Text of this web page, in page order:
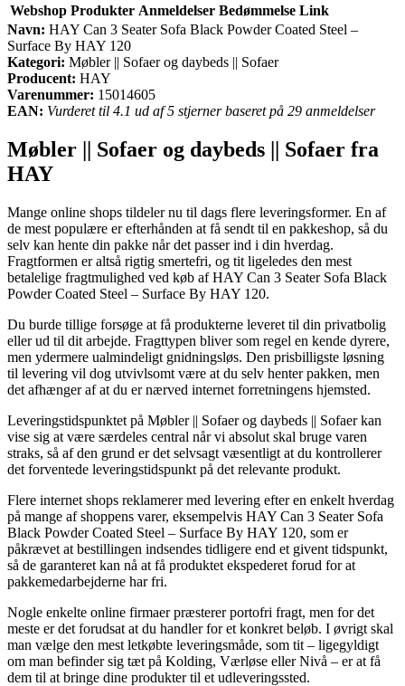
Webshop Produkter Anmeldelser Bedømmelse Link
Navn: HAY Can 3 Seater Sofa Black Powder Coated Steel –
Surface By HAY 120
Kategori: Møbler || Sofaer og daybeds || Sofaer
Producent: HAY
Varenummer: 15014605
EAN: Vurderet til 4.1 ud af 5 stjerner baseret på 29 anmeldelser
Møbler || Sofaer og daybeds || Sofaer fra
HAY
Mange online shops tildeler nu til dags flere leveringsformer. En af
de mest populære er efterhånden at få sendt til en pakkeshop, så du
selv kan hente din pakke når det passer ind i din hverdag.
Fragtformen er altså rigtig smertefri, og tit ligeledes den mest
betalelige fragtmulighed ved køb af HAY Can 3 Seater Sofa Black
Powder Coated Steel – Surface By HAY 120.
Du burde tillige forsøge at få produkterne leveret til din privatbolig
eller ud til dit arbejde. Fragttypen bliver som regel en kende dyrere,
men ydermere ualmindeligt gnidningsløs. Den prisbilligste løsning
til levering vil dog utvivlsomt være at du selv henter pakken, men
det afhænger af at du er nærved internet forretningens hjemsted.
Leveringstidspunktet på Møbler || Sofaer og daybeds || Sofaer kan
vise sig at være særdeles central når vi absolut skal bruge varen
straks, så af den grund er det selvsagt væsentligt at du kontrollerer
det forventede leveringstidspunkt på det relevante produkt.
Flere internet shops reklamerer med levering efter en enkelt hverdag
på mange af shoppens varer, eksempelvis HAY Can 3 Seater Sofa
Black Powder Coated Steel – Surface By HAY 120, som er
påkrævet at bestillingen indsendes tidligere end et givent tidspunkt,
så de garanteret kan nå at få produktet ekspederet forud for at
pakkemedarbejderne har fri.
Nogle enkelte online firmaer præsterer portofri fragt, men for det
meste er det forudsat at du handler for et konkret beløb. I øvrigt skal
man vælge den mest letkøbte leveringsmåde, som tit – ligegyldigt
om man befinder sig tæt på Kolding, Værløse eller Nivå – er at få
dem til at bringe dine produkter til et udleveringssted.